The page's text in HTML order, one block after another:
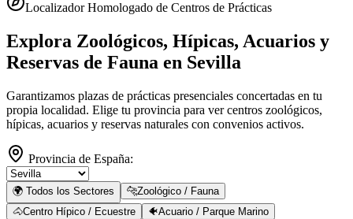
Localizador Homologado de Centros de Prácticas
Explora Zoológicos, Hípicas, Acuarios y
Reservas de Fauna en Sevilla
Garantizamos plazas de prácticas presenciales concertadas en tu
propia localidad. Elige tu provincia para ver centros zoológicos,
hípicas, acuarios y reservas naturales con convenios activos.
Provincia de España:
🌍 Todos los Sectores 🐆Zoológico / Fauna
🐴Centro Hípico / Ecuestre 🐠Acuario / Parque Marino